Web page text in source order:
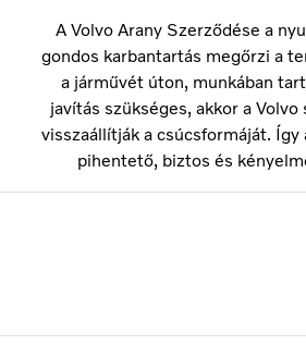
A Volvo Arany Szerződése a
gondos karbantartás megőrzi a
a járművét úton, munkában
javítás szükséges, akkor a
visszaállítják a csúcsformáját. Így
pihentető, biztos és